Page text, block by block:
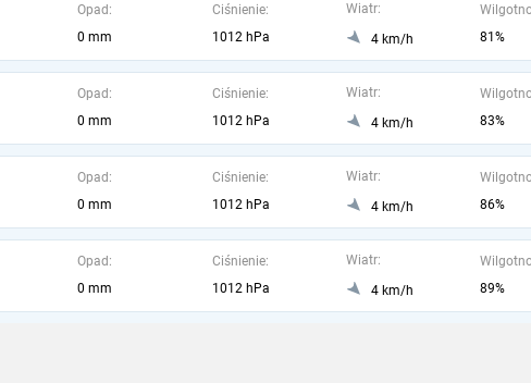
Opad:
0 mm
Ciśnienie:
1012 hPa
Wiatr:
4 km/h
81%
Opad:
0 mm
Ciśnienie:
1012 hPa
Wiatr:
4 km/h
83%
Opad:
0 mm
Ciśnienie:
1012 hPa
Wiatr:
4 km/h
86%
Opad:
0 mm
Ciśnienie:
1012 hPa
Wiatr:
4 km/h
89%